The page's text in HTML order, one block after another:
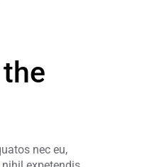
nec eu,